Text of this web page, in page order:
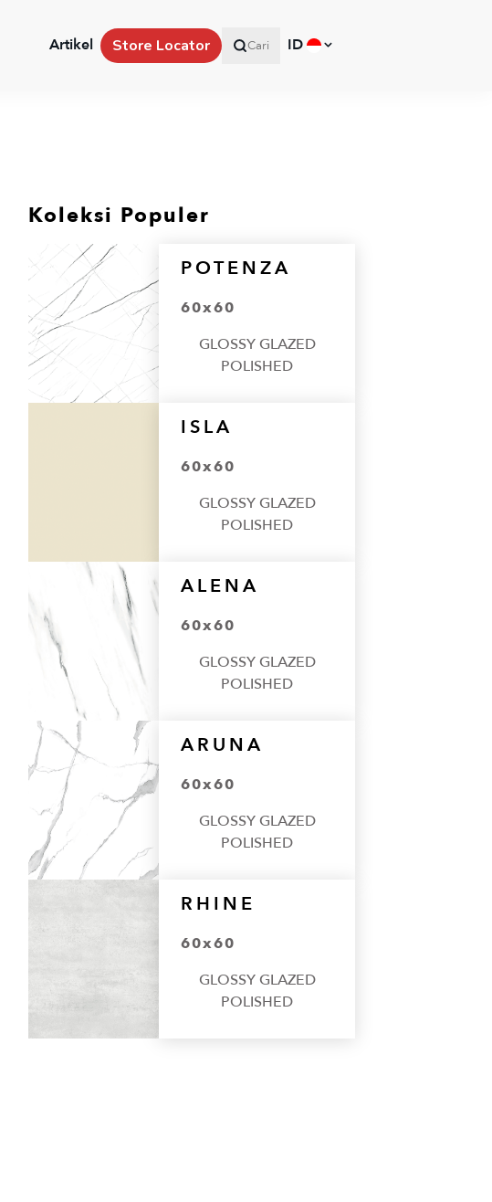
Artikel Store Locator Cari ID
Koleksi Populer
POTENZA
60x60
GLOSSY GLAZED
POLISHED
ISLA
60x60
GLOSSY GLAZED
POLISHED
ALENA
60x60
GLOSSY GLAZED
POLISHED
ARUNA
60x60
GLOSSY GLAZED
POLISHED
RHINE
60x60
GLOSSY GLAZED
POLISHED